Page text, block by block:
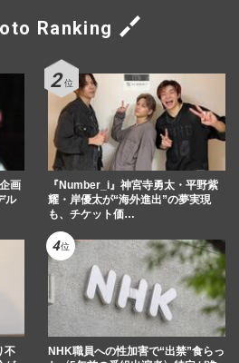
ー就任で“賞”を新設！本人も「選
る」子どもたち…
年8月11日号
不発ならドジャース・大谷翔平の
続MVP」に暗雲、有力候補に躍
ブス・鈴木誠也の…
2026/7/29
ース表敬訪問》アメリカ・トラン
に絶賛された大谷翔平と山本由伸
人すぎる」対応に…
2026/7/26
Ranking
画
ル
『Number_i』神宮寺勇太・平野紫
耀・岸優太が“海外進出”の夢実現
も、チケット価…
不
NHK職員への性加害で“出禁”食らっ